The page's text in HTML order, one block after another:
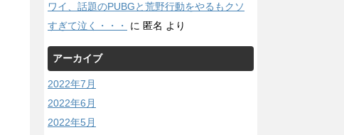
ワイ、話題のPUBGと荒野行動をやるもクソ
すぎて泣く・・・
に 匿名 より
アーカイブ
2022年7月
2022年6月
2022年5月